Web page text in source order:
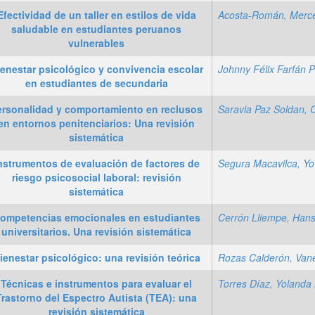
de un taller en estilos de vida
saludable en estudiantes peruanos
vulnerables
Acosta-Román,
psicológico y convivencia escolar
en estudiantes de secundaria
y comportamiento en reclusos
entornos penitenciarios: Una revisión
sistemática
de evaluación de factores de
riesgo psicosocial laboral: revisión
sistemática
emocionales en estudiantes
universitarios. Una revisión sistemática
psicológico: una revisión teórica Rozas Calderón,
Técnicas e instrumentos para evaluar el
del Espectro Autista (TEA): una
revisión sistemática